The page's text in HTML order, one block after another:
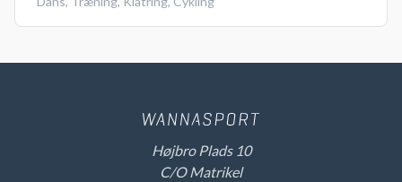
Højbro Plads 10
C/O Matrikel